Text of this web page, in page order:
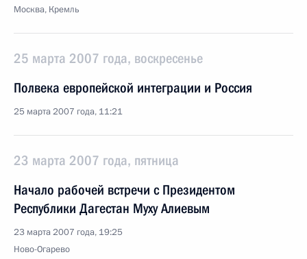
Москва, Кремль
25 марта 2007 года, воскресенье
Полвека европейской интеграции и Россия
25 марта 2007 года, 11:21
23 марта 2007 года, пятница
Начало рабочей встречи с Президентом
Республики Дагестан Муху Алиевым
23 марта 2007 года, 19:25
Ново-Огарево